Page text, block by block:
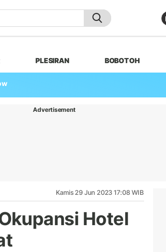
PLESIRAN BOBOTOH
Advertisement
Kamis 29 Jun 2023 17:08 WIB
Hotel